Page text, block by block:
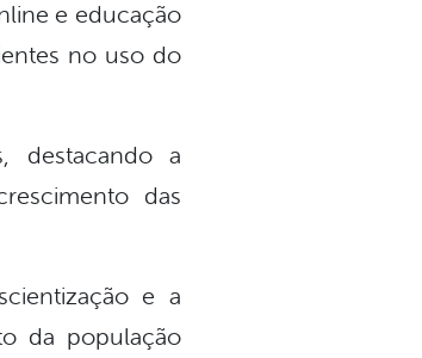
e educação
no uso do
destacando a
das
e a
da população